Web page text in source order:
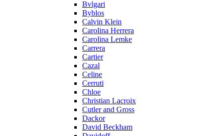
Bvlgari
Byblos
Calvin Klein
Carolina Herrera
Carolina Lemke
Carrera
Cartier
Cazal
Celine
Cerruti
Chloe
Christian Lacroix
Cutler and Gross
Dackor
David Beckham